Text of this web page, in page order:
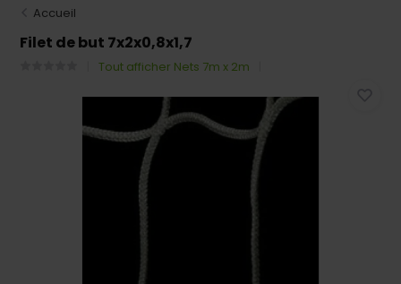
Accueil
Filet de but 7x2x0,8x1,7
Tout afficher Nets 7m x 2m